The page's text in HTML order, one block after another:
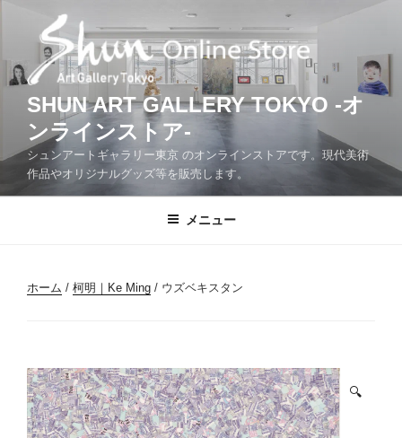
キ
SHUN ART GALLERY TOKYO -オ
ンラインストア-
シュンアートギャラリー東京 のオンラインストアです。現代美術
作品やオリジナルグッズ等を販売します。
メニュー
ホーム / 柯明｜Ke Ming / ウズベキスタン
🔍